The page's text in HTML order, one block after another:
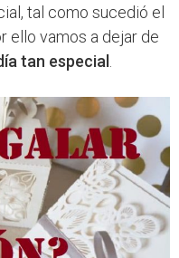
tal como sucedió el
ello vamos a dejar de
tan especial